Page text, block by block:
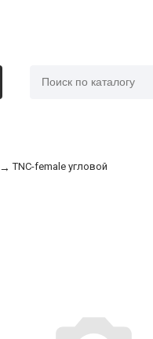
→ TNC-female угловой